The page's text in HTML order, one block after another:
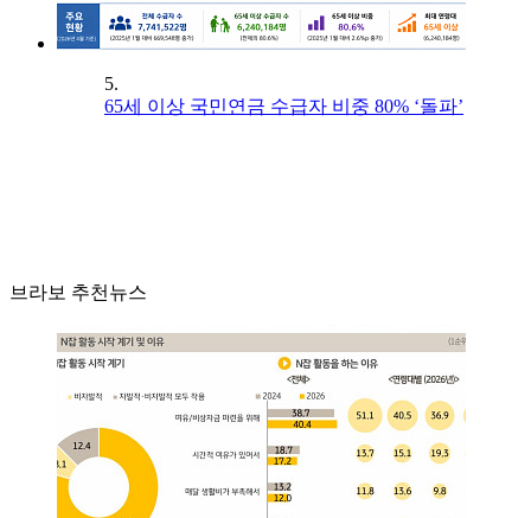
5.
65세 이상 국민연금 수급자 비중 80% ‘돌파’
브라보 추천뉴스